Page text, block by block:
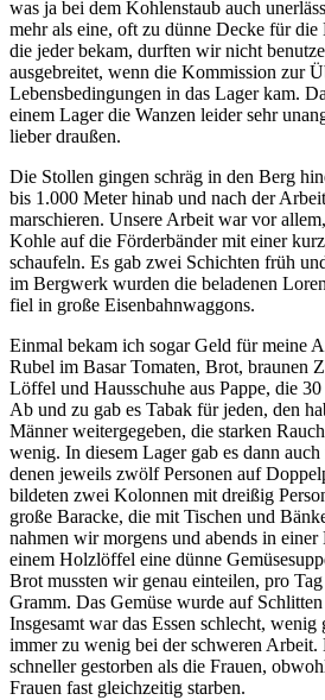
was ja bei dem Kohlenstaub auch
mehr als eine, oft zu dünne Decke für
die jeder bekam, durften wir nicht
ausgebreitet, wenn die Kommission zur
Lebensbedingungen in das Lager kam.
einem Lager die Wanzen leider sehr
lieber draußen.
Die Stollen gingen schräg in den Berg
bis 1.000 Meter hinab und nach der
marschieren. Unsere Arbeit war vor
Kohle auf die Förderbänder mit einer
schaufeln. Es gab zwei Schichten früh
im Bergwerk wurden die beladenen
fiel in große Eisenbahnwaggons.
Einmal bekam ich sogar Geld für meine
Rubel im Basar Tomaten, Brot, braunen
Löffel und Hausschuhe aus Pappe, die
Ab und zu gab es Tabak für jeden, den
Männer weitergegeben, die starken
wenig. In diesem Lager gab es dann auch
denen jeweils zwölf Personen auf
bildeten zwei Kolonnen mit dreißig
große Baracke, die mit Tischen und
nahmen wir morgens und abends in
einem Holzlöffel eine dünne
Brot mussten wir genau einteilen, pro
Gramm. Das Gemüse wurde auf
Insgesamt war das Essen schlecht,
immer zu wenig bei der schweren
schneller gestorben als die Frauen,
Frauen fast gleichzeitig starben.